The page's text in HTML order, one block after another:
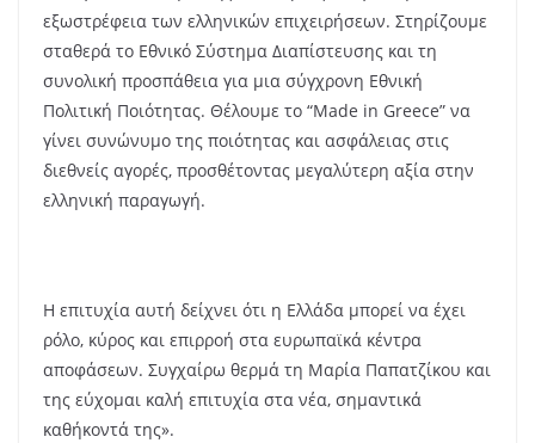
εξωστρέφεια των ελληνικών επιχειρήσεων. Στηρίζουμε
σταθερά το Εθνικό Σύστημα Διαπίστευσης και τη
συνολική προσπάθεια για μια σύγχρονη Εθνική
Πολιτική Ποιότητας. Θέλουμε το “Made in Greece” να
γίνει συνώνυμο της ποιότητας και ασφάλειας στις
διεθνείς αγορές, προσθέτοντας μεγαλύτερη αξία στην
ελληνική παραγωγή.
Η επιτυχία αυτή δείχνει ότι η Ελλάδα μπορεί να έχει
ρόλο, κύρος και επιρροή στα ευρωπαϊκά κέντρα
αποφάσεων. Συγχαίρω θερμά τη Μαρία Παπατζίκου και
της εύχομαι καλή επιτυχία στα νέα, σημαντικά
καθήκοντά της».